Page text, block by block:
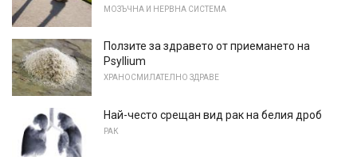
МОЗЪЧНА И НЕРВНА СИСТЕМА
Ползите за здравето от приемането на
Psyllium
ХРАНОСМИЛАТЕЛНО ЗДРАВЕ
Най-често срещан вид рак на белия дроб
РАК